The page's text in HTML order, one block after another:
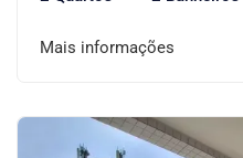
Mais informações